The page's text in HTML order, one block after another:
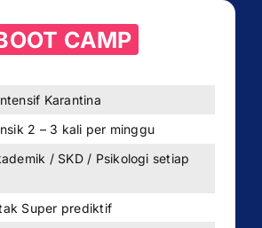
CAMP
Karantina
2 – 3 kali per minggu
/ SKD / Psikologi setiap
Super prediktif